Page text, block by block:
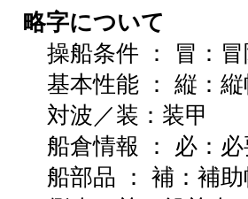
略字について
操船条件 ： 冒：
基本性能 ： 縦：
対波／装：装甲
船倉情報 ： 必：
船部品 ： 補：補